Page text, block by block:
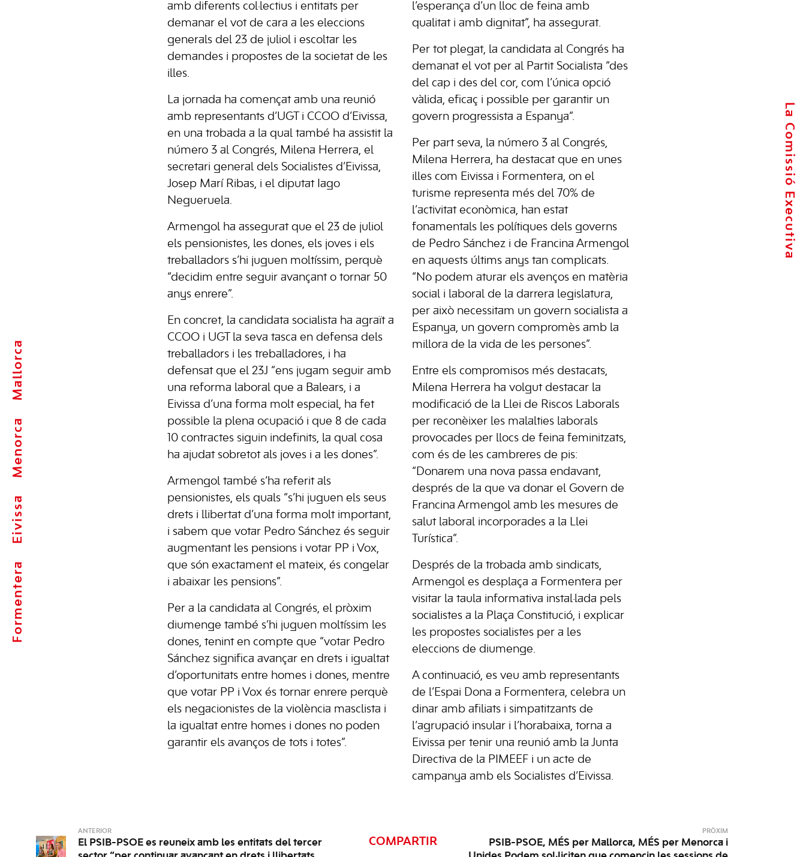
Formentera
Eivissa
Menorca
Mallorca
La Comissió Executiva
amb diferents col·lectius i entitats per
demanar el vot de cara a les eleccions
generals del 23 de juliol i escoltar les
demandes i propostes de la societat de les
illes.
La jornada ha començat amb una reunió
amb representants d’UGT i CCOO d’Eivissa,
en una trobada a la qual també ha assistit la
número 3 al Congrés, Milena Herrera, el
secretari general dels Socialistes d’Eivissa,
Josep Marí Ribas, i el diputat Iago
Negueruela.
Armengol ha assegurat que el 23 de juliol
els pensionistes, les dones, els joves i els
treballadors s’hi juguen moltíssim, perquè
“decidim entre seguir avançant o tornar 50
anys enrere”.
En concret, la candidata socialista ha agraït a
CCOO i UGT la seva tasca en defensa dels
treballadors i les treballadores, i ha
defensat que el 23J “ens jugam seguir amb
una reforma laboral que a Balears, i a
Eivissa d’una forma molt especial, ha fet
possible la plena ocupació i que 8 de cada
10 contractes siguin indefinits, la qual cosa
ha ajudat sobretot als joves i a les dones”.
Armengol també s’ha referit als
pensionistes, els quals “s’hi juguen els seus
drets i llibertat d’una forma molt important,
i sabem que votar Pedro Sánchez és seguir
augmentant les pensions i votar PP i Vox,
que són exactament el mateix, és congelar
i abaixar les pensions”.
Per a la candidata al Congrés, el pròxim
diumenge també s’hi juguen moltíssim les
dones, tenint en compte que “votar Pedro
Sánchez significa avançar en drets i igualtat
d’oportunitats entre homes i dones, mentre
que votar PP i Vox és tornar enrere perquè
els negacionistes de la violència masclista i
la igualtat entre homes i dones no poden
garantir els avanços de tots i totes”.
l’esperança d’un lloc de feina amb
qualitat i amb dignitat”, ha assegurat.
Per tot plegat, la candidata al Congrés ha
demanat el vot per al Partit Socialista “des
del cap i des del cor, com l’única opció
vàlida, eficaç i possible per garantir un
govern progressista a Espanya”.
Per part seva, la número 3 al Congrés,
Milena Herrera, ha destacat que en unes
illes com Eivissa i Formentera, on el
turisme representa més del 70% de
l’activitat econòmica, han estat
fonamentals les polítiques dels governs
de Pedro Sánchez i de Francina Armengol
en aquests últims anys tan complicats.
“No podem aturar els avenços en matèria
social i laboral de la darrera legislatura,
per això necessitam un govern socialista a
Espanya, un govern compromès amb la
millora de la vida de les persones”.
Entre els compromisos més destacats,
Milena Herrera ha volgut destacar la
modificació de la Llei de Riscos Laborals
per reconèixer les malalties laborals
provocades per llocs de feina feminitzats,
com és de les cambreres de pis:
“Donarem una nova passa endavant,
després de la que va donar el Govern de
Francina Armengol amb les mesures de
salut laboral incorporades a la Llei
Turística”.
Després de la trobada amb sindicats,
Armengol es desplaça a Formentera per
visitar la taula informativa instal·lada pels
socialistes a la Plaça Constitució, i explicar
les propostes socialistes per a les
eleccions de diumenge.
A continuació, es veu amb representants
de l’Espai Dona a Formentera, celebra un
dinar amb afiliats i simpatitzants de
l’agrupació insular i l’horabaixa, torna a
Eivissa per tenir una reunió amb la Junta
Directiva de la PIMEEF i un acte de
campanya amb els Socialistes d’Eivissa.
ANTERIOR
El PSIB-PSOE es reuneix amb les entitats del tercer
COMPARTIR
PRÒXIM
PSIB-PSOE, MÉS per Mallorca, MÉS per Menorca i